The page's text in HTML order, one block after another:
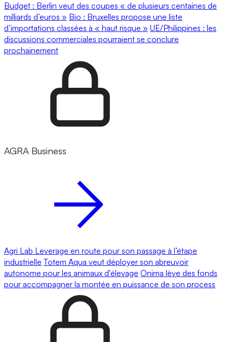
Budget : Berlin veut des coupes « de plusieurs centaines de
milliards d’euros » Bio : Bruxelles propose une liste
d’importations classées à « haut risque » UE/Philippines : les
discussions commerciales pourraient se conclure
prochainement
AGRA Business
Agri Lab Leverage en route pour son passage à l’étape
industrielle Totem Aqua veut déployer son abreuvoir
autonome pour les animaux d'élevage Onima lève des fonds
pour accompagner la montée en puissance de son process